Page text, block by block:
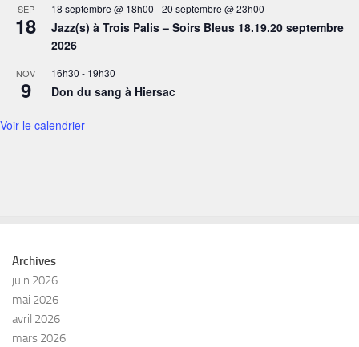
SEP
18
18 septembre @ 18h00 -20 septembre @ 23h00
Jazz(s) à Trois Palis – Soirs Bleus 18.19.20 septembre
2026
NOV
9
16h30 - 19h30
Don du sang à Hiersac
Voir le calendrier
Archives
juin 2026
mai 2026
avril 2026
mars 2026